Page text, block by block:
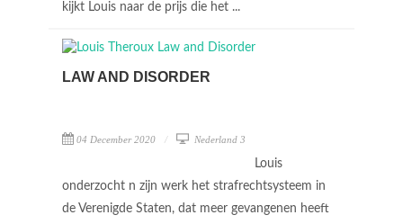
kijkt Louis naar de prijs die het ...
LAW AND DISORDER
04 December 2020 Nederland 3
Louis
onderzocht n zijn werk het strafrechtsysteem in
de Verenigde Staten, dat meer gevangenen heeft